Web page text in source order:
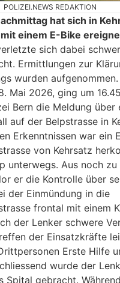
POLIZEI.NEWS REDAKTION
hat sich in
einem E-Bike
sich dabei
Ermittlungen zur
wurden aufgenommen.
Mai 2026, ging um
Bern die Meldung über
auf der Belpstrasse in
Erkenntnissen war ein
von Kehrsatz
unterwegs. Aus noch
er die Kontrolle über
der Einmündung in die
frontal mit einem
der Lenker schwere
der Einsatzkräfte
Erste Hilfe
wurde der
Spital gebracht.